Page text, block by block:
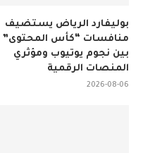
بوليفارد الرياض يستضيف
منافسات “كأس المحتوى”
بين نجوم يوتيوب ومؤثري
المنصات الرقمية
2026-08-06